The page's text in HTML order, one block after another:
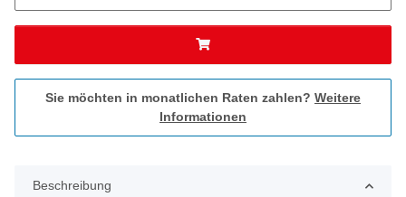
Sie möchten in monatlichen Raten zahlen? Weitere
Informationen
Beschreibung